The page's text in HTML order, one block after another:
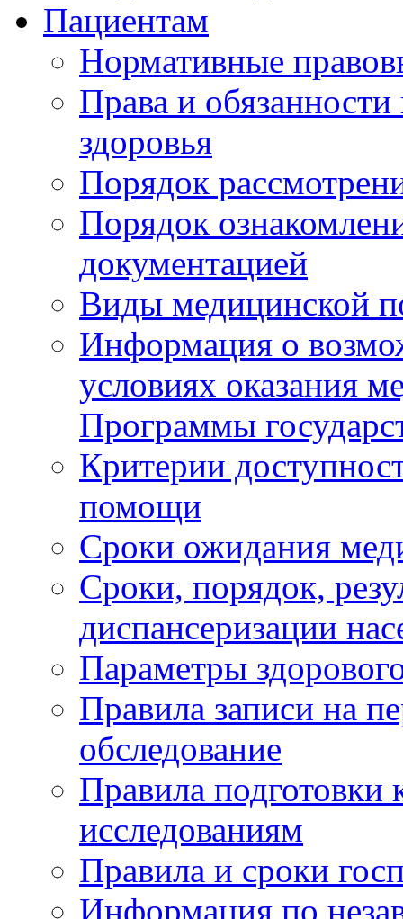
Пациентам
Нормативные
Права и
здоровья
Порядок
Порядок
документацией
Виды медицинской
Информация о
условиях оказания
Программы
Критерии
помощи
Сроки ожидания
Сроки, порядок,
диспансеризации
Параметры
Правила записи на
обследование
Правила подготовки
исследованиям
Правила и сроки
Информация по